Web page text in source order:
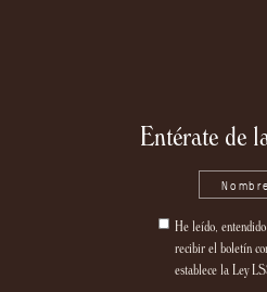
la capacidad legal necesaria para la
específico e informado de sus
de los datos con el
proteger sus datos
de protección de los Datos Personales